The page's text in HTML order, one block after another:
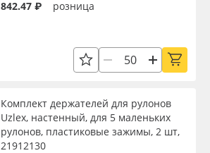
842.47 ₽ розница
Комплект держателей для рулонов
Uzlex, настенный, для 5 маленьких
рулонов, пластиковые зажимы, 2 шт,
21912130